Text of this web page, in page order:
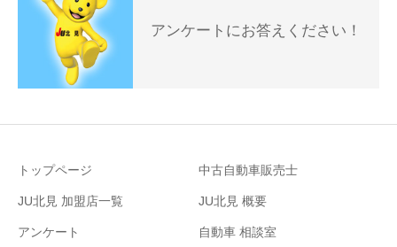
アンケートにお答えください！
トップページ 中古自動車販売士
JU北見 加盟店一覧 JU北見 概要
アンケート 自動車 相談室